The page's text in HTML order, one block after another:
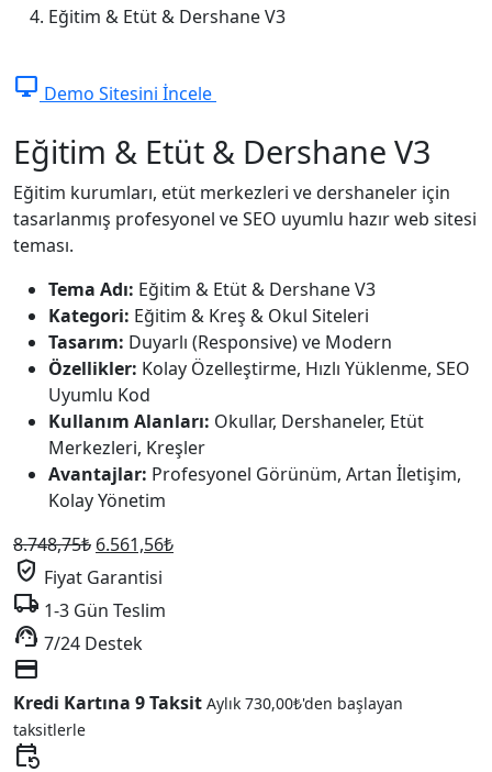
Eğitim & Etüt & Dershane V3
desktop_windows Demo Sitesini İncele
Eğitim & Etüt & Dershane V3
Eğitim kurumları, etüt merkezleri ve dershaneler için
tasarlanmış profesyonel ve SEO uyumlu hazır web sitesi
teması.
Tema Adı: Eğitim & Etüt & Dershane V3
Kategori: Eğitim & Kreş & Okul Siteleri
Tasarım: Duyarlı (Responsive) ve Modern
Özellikler: Kolay Özelleştirme, Hızlı Yüklenme, SEO
Uyumlu Kod
Kullanım Alanları: Okullar, Dershaneler, Etüt
Merkezleri, Kreşler
Avantajlar: Profesyonel Görünüm, Artan İletişim,
Kolay Yönetim
8.748,75₺ Orijinal
fiyat:
6.561,56₺Şu
verified_user Fiyat Garantisi
local_shipping 1-3 Gün Teslim
support_agent 7/24 Destek
credit_card
Kredi Kartına 9 Taksit Aylık 730,00₺'den başlayan
taksitlerle
event_repeat